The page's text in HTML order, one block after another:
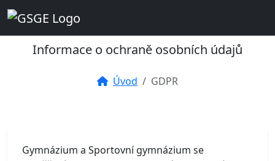
Informace o ochraně osobních údajů
Úvod GDPR
Gymnázium a Sportovní gymnázium se